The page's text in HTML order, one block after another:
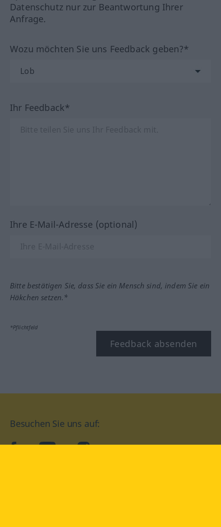
Datenschutz nur zur Beantwortung Ihrer
Anfrage.
Wozu möchten Sie uns Feedback geben?*
Ihr Feedback*
Ihre E-Mail-Adresse (optional)
Bitte bestätigen Sie, dass Sie ein Mensch sind, indem Sie ein
Häkchen setzen.*
*Pflichtfeld
Feedback absenden
Besuchen Sie uns auf:
facebookYouTube Instagram